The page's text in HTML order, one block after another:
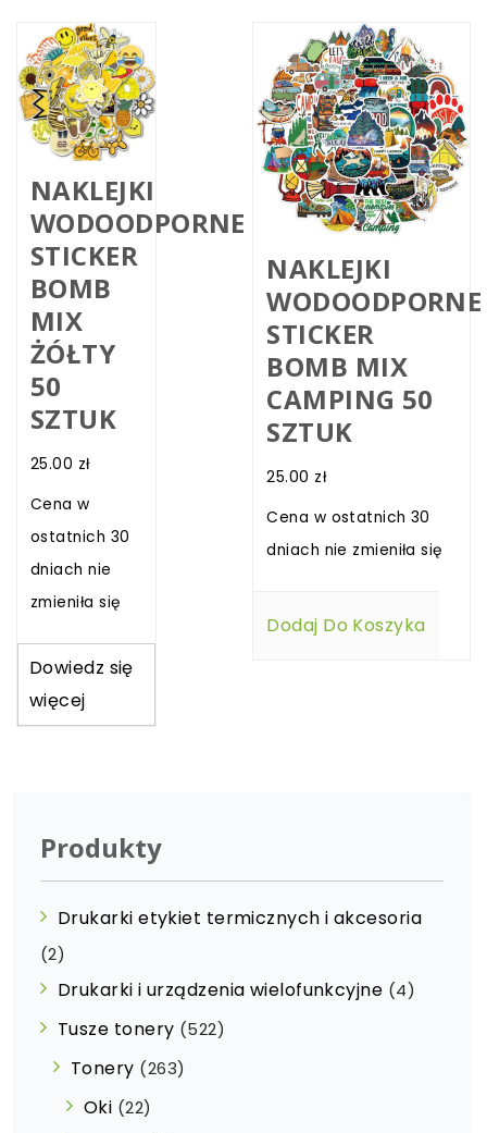
NAKLEJKI
WODOODPORNE
STICKER
BOMB
MIX
ŻÓŁTY
50
SZTUK
25.00 zł
Cena w
ostatnich 30
dniach nie
zmieniła się
Dowiedz się
więcej
NAKLEJKI
WODOODPORNE
STICKER
BOMB MIX
CAMPING 50
SZTUK
25.00 zł
Cena w ostatnich 30
dniach nie zmieniła się
Dodaj Do Koszyka
Produkty
Drukarki etykiet termicznych i akcesoria
(2)
Drukarki i urządzenia wielofunkcyjne (4)
Tusze tonery (522)
Tonery (263)
Oki (22)